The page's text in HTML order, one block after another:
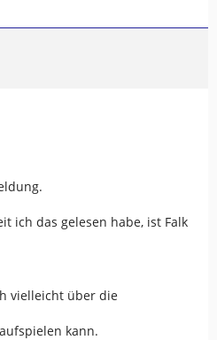
ich das gelesen habe, ist Falk
vielleicht über die
kann.